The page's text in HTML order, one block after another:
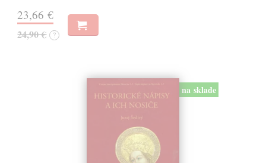
23,66 €
24,90 € ?
na sklade